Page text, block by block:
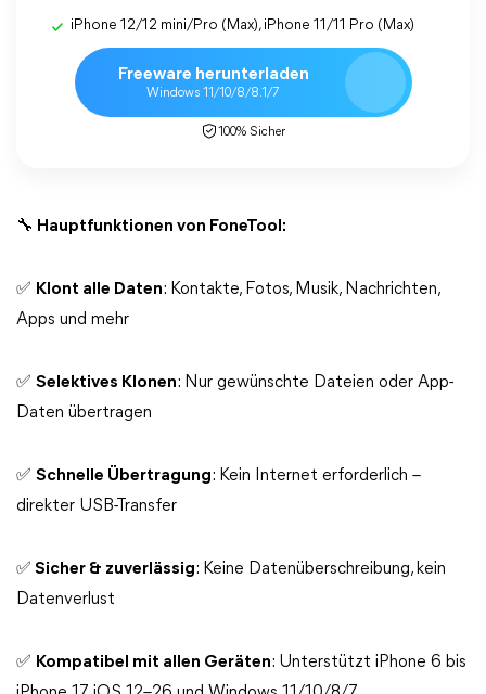
iPhone 12/12 mini/Pro (Max), iPhone 11/11 Pro (Max)
Freeware herunterladen
Windows 11/10/8/8.1/7
100% Sicher
🔧 Hauptfunktionen von FoneTool:
✅ Klont alle Daten: Kontakte, Fotos, Musik, Nachrichten,
Apps und mehr
✅ Selektives Klonen: Nur gewünschte Dateien oder App-
Daten übertragen
✅ Schnelle Übertragung: Kein Internet erforderlich –
direkter USB-Transfer
✅ Sicher & zuverlässig: Keine Datenüberschreibung, kein
Datenverlust
✅ Kompatibel mit allen Geräten: Unterstützt iPhone 6 bis